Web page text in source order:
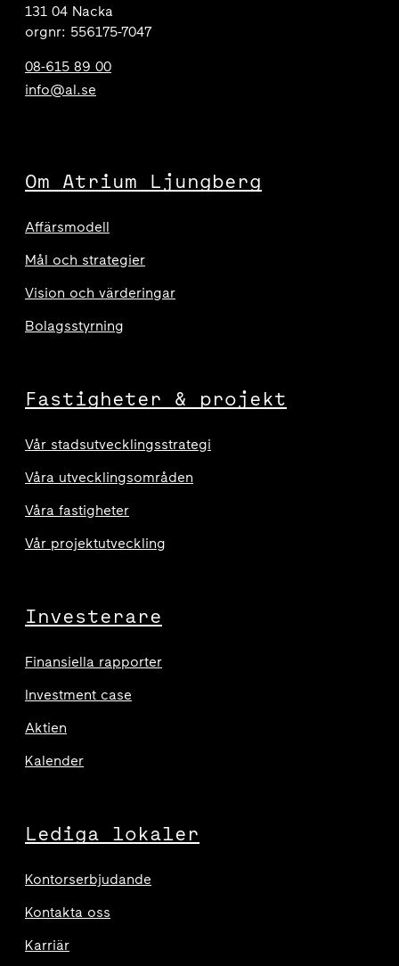
131 04 Nacka
orgnr: 556175-7047
08-615 89 00
info@al.se
Om Atrium Ljungberg
Affärsmodell
Mål och strategier
Vision och värderingar
Bolagsstyrning
Fastigheter & projekt
Vår stadsutvecklingsstrategi
Våra utvecklingsområden
Våra fastigheter
Vår projektutveckling
Investerare
Finansiella rapporter
Investment case
Aktien
Kalender
Lediga lokaler
Kontorserbjudande
Kontakta oss
Karriär